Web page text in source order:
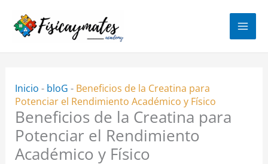
contenido
Inicio - bloG - Beneficios de la Creatina para
Potenciar el Rendimiento Académico y Físico
Beneficios de la Creatina para
Potenciar el Rendimiento
Académico y Físico